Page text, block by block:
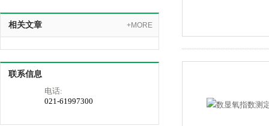
相关文章 +MORE
联系信息
电话:
021-61997300